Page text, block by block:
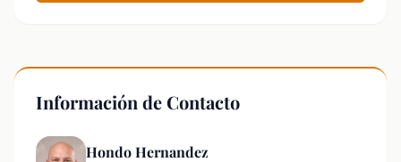
Información de Contacto
Hondo Hernandez